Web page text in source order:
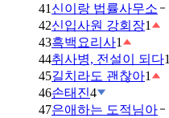
41 신이랑 법률사무소
42신입사원 강회장1
43흑백요리사1
44취사병, 전설이 되다1
45길치라도 괜찮아1
46손태진4
47은애하는 도적님아